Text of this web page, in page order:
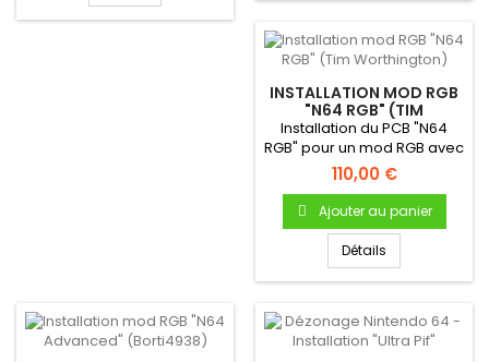
INSTALLATION MOD RGB
"N64 RGB" (TIM
WORTHINGTON)
Installation du PCB "N64
RGB" pour un mod RGB avec
mode "Deblur" sur votre...
110,00 €
Ajouter au panier
Détails